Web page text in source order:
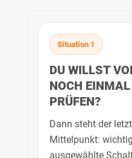
Situation 1
DU WILLST
NOCH
PRÜFEN?
Dann steht der
Mittelpunkt:
ausgewählte